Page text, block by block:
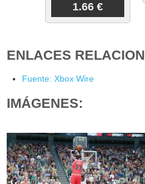
1.66 €
ENLACES
Fuente: Xbox Wire
IMÁGENES: